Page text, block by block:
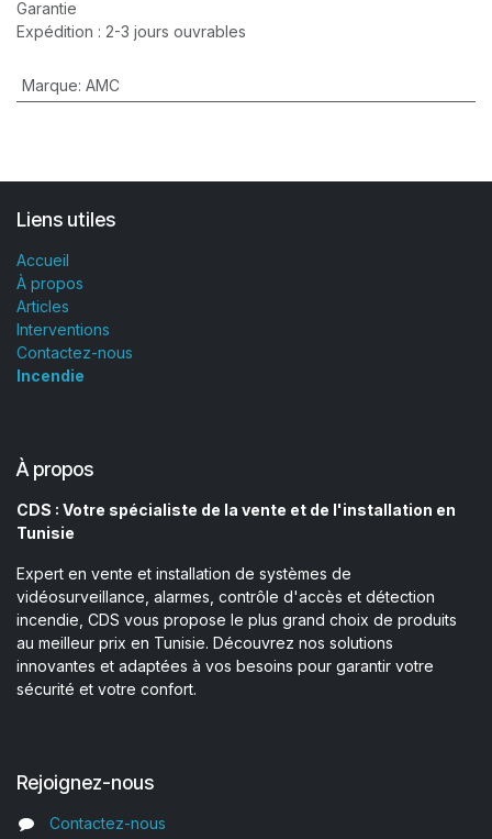
Garantie
Expédition : 2-3 jours ouvrables
Marque: AMC
Liens utiles
Accueil
À propos
Articles
Interventions
Contactez-nous
Incendie
À propos
CDS : Votre spécialiste de la vente et de l'installation en
Tunisie
Expert en vente et installation de systèmes de
vidéosurveillance, alarmes, contrôle d'accès et détection
incendie, CDS vous propose le plus grand choix de produits
au meilleur prix en Tunisie. Découvrez nos solutions
innovantes et adaptées à vos besoins pour garantir votre
sécurité et votre confort.
Rejoignez-nous
Contactez-nous